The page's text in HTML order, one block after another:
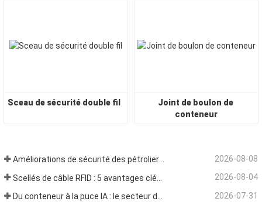
Sceau de sécurité double fil
Joint de boulon de
conteneur
Améliorations de sécurité des pétroliers : les scellés en fil d'acier évoluent des verrous physiques aux justificatifs de traçabilité 2026-08-08
2026-08-04
2026-07-31